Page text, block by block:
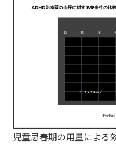
児童思春期の用量によ